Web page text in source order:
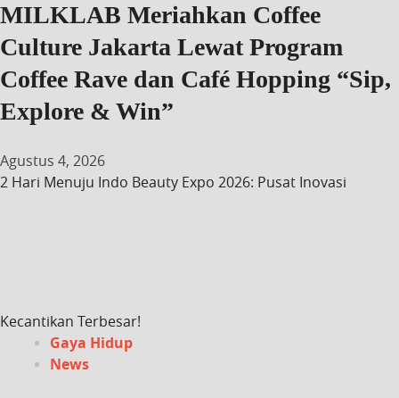
MILKLAB Meriahkan Coffee
Culture Jakarta Lewat Program
Coffee Rave dan Café Hopping “Sip,
Explore & Win”
Agustus 4, 2026
2 Hari Menuju Indo Beauty Expo 2026: Pusat Inovasi
Kecantikan Terbesar!
Gaya Hidup
News